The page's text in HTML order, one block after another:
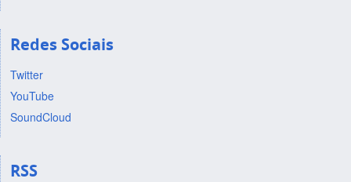
Redes Sociais
Twitter
YouTube
SoundCloud
RSS